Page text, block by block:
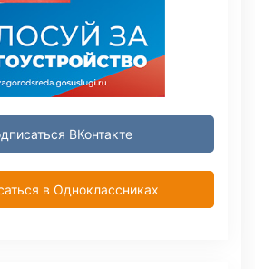
ВКонтакте
в Одноклассниках